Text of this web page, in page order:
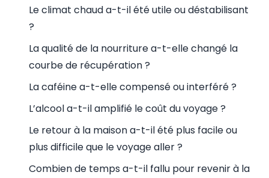
Le climat chaud a-t-il été utile ou déstabilisant
?
La qualité de la nourriture a-t-elle changé la
courbe de récupération ?
La caféine a-t-elle compensé ou interféré ?
L’alcool a-t-il amplifié le coût du voyage ?
Le retour à la maison a-t-il été plus facile ou
plus difficile que le voyage aller ?
Combien de temps a-t-il fallu pour revenir à la